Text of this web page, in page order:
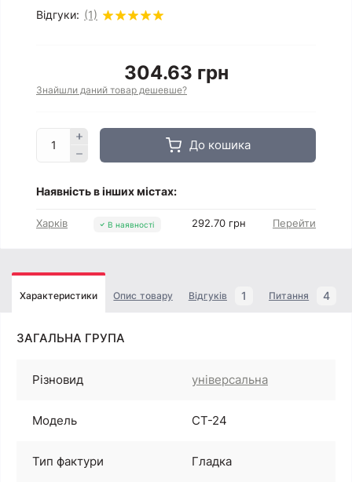
Відгуки: (1)
304.63 грн
Знайшли даний товар дешевше?
До кошика
Наявність в інших містах:
Харків В наявності 292.70 грн Перейти
Характеристики Опис товару Відгуків 1 Питання 4
ЗАГАЛЬНА ГРУПА
Різновид універсальна
Модель CT-24
Тип фактури Гладка